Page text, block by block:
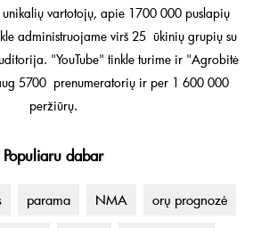
vartotojų, apie 1700 000 puslapių
administruojame virš 25 ūkinių grupių su
"YouTube" tinkle turime ir "Agrobitė
5700 prenumeratorių ir per 1 600 000
peržiūrų.
Populiaru dabar
parama NMA orų prognozė